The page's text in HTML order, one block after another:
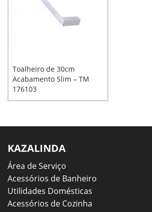
Toalheiro de 30cm
Acabamento Slim – TM
176103
KAZALINDA
Área de Serviço
Acessórios de Banheiro
Utilidades Domésticas
Acessórios de Cozinha